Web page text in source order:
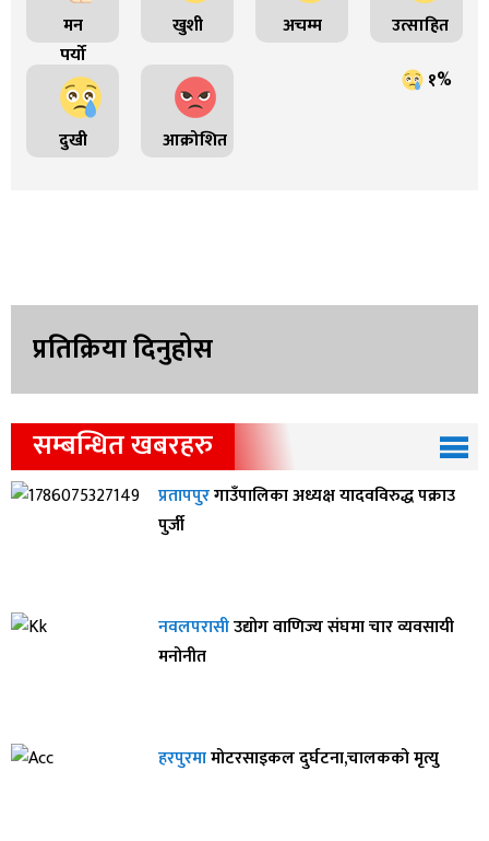
मन
पर्यो
खुशी अचम्म उत्साहित
दुखी आक्रोशित
१%
प्रतिक्रिया दिनुहोस
सम्बन्धित खबरहरु
प्रतापपुरगाउँपालिका अध्यक्ष यादवविरुद्ध पक्राउ
पुर्जी
नवलपरासीउद्योग वाणिज्य संघमा चार व्यवसायी
मनोनीत
हरपुरमामोटरसाइकल दुर्घटना,चालकको मृत्यु